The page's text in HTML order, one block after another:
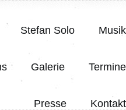
Stefan Solo Musik
Galerie Termine
Presse Kontakt